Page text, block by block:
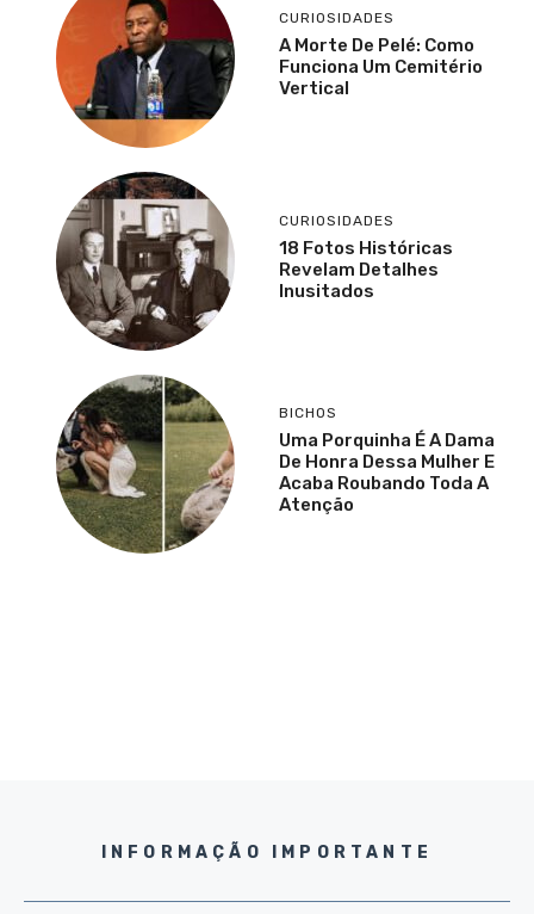
CURIOSIDADES
A Morte De Pelé: Como
Funciona Um Cemitério
Vertical
CURIOSIDADES
18 Fotos Históricas
Revelam Detalhes
Inusitados
BICHOS
Uma Porquinha É A Dama
De Honra Dessa Mulher E
Acaba Roubando Toda A
Atenção
INFORMAÇÃO IMPORTANTE